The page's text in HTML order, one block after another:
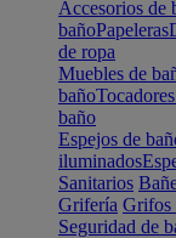
Accesorios de
bañoPapeleras
de ropa
Muebles de
baño
baño
Espejos de
iluminados
Sanitarios
Grifería Grifos
Seguridad de